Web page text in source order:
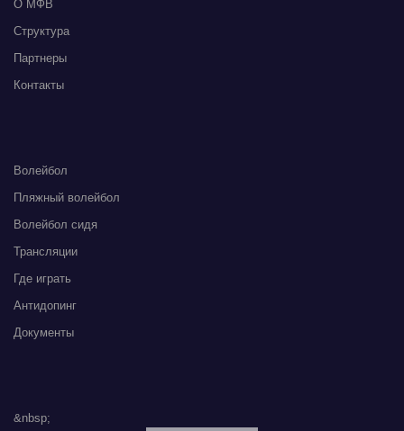
О МФВ
Структура
Партнеры
Контакты
Волейбол
Пляжный волейбол
Волейбол сидя
Трансляции
Где играть
Антидопинг
Документы
&nbsp;